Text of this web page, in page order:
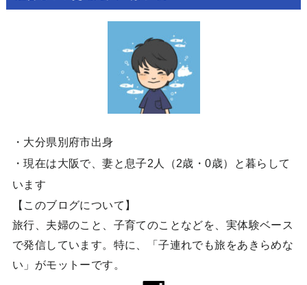
・大分県別府市出身
・現在は大阪で、妻と息子2人（2歳・0歳）と暮らして
います
【このブログについて】
旅行、夫婦のこと、子育てのことなどを、実体験ベース
で発信しています。特に、「子連れでも旅をあきらめな
い」がモットーです。